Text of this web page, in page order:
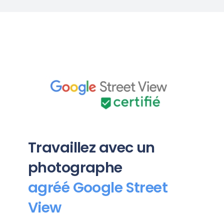
Travaillez avec un
photographe
agréé Google Street
View